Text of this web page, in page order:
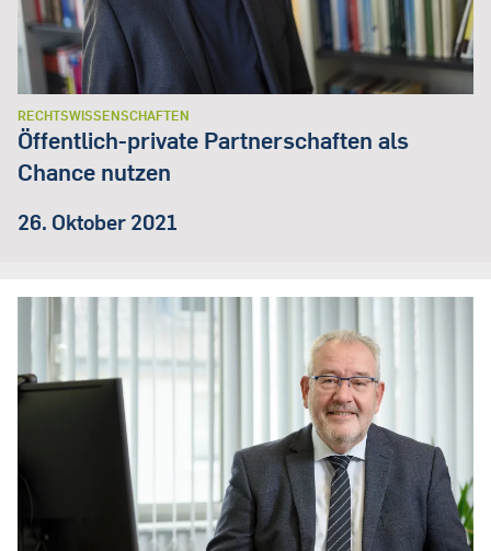
RECHTSWISSENSCHAFTEN
Öffentlich-private Partnerschaften als
Chance nutzen
26. Oktober 2021